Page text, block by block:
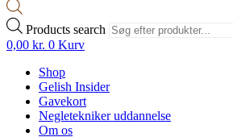
Products search
0,00 kr. 0 Kurv
Shop
Gelish Insider
Gavekort
Negletekniker uddannelse
Om os